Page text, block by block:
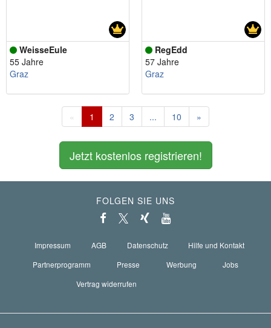
WeisseEule
55 Jahre
Graz
RegEdd
57 Jahre
Graz
« 1 2 3 ... 10 »
Jetzt kostenlos registrieren!
FOLGEN SIE UNS
Impressum AGB Datenschutz
Hilfe und Kontakt
Partnerprogramm
Presse Werbung
Jobs
Vertrag widerrufen